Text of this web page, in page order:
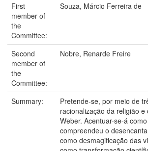
First
member of
the
Committee:
Souza, Márcio Ferreira de
Second
member of
the
Committee:
Nobre, Renarde Freire
Summary:
Pretende-se, por meio de
racionalização da religião
Weber. Acentuar-se-á
compreendeu o
como desmagificação das